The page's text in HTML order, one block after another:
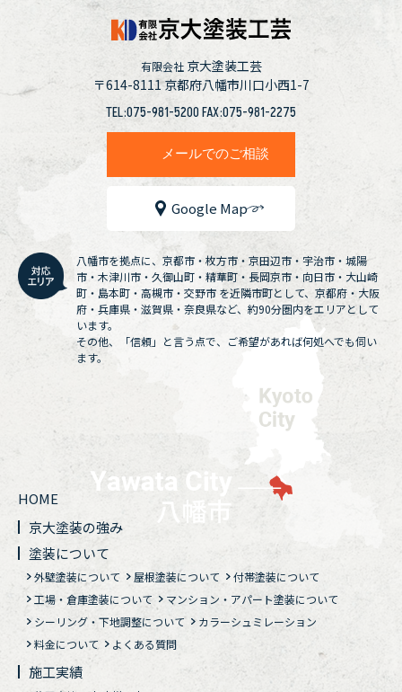
有限会社 京大塗装工芸
〒614-8111京都府八幡市川口小西1-7
TEL:075-981-5200 FAX:075-981-2275
メールでのご相談
Google Map
八幡市を拠点に、京都市・枚方市・京田辺市・宇治市・城陽
市・木津川市・久御山町・精華町・長岡京市・向日市・大山崎
町・島本町・高槻市・交野市 を近隣市町として、京都府・大阪
府・兵庫県・滋賀県・奈良県など、約90分圏内をエリアとして
います。
その他、「信頼」と言う点で、ご希望があれば何処へでも伺い
ます。
HOME
京大塗装の強み
塗装について
外壁塗装について 屋根塗装について
付帯塗装について
工場・倉庫塗装について
マンション・アパート塗装について
シーリング・下地調整について
カラーシュミレーション
料金について
よくある質問
施工実績